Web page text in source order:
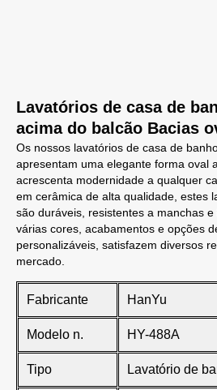
Lavatórios de casa de
acima do balcão Bacias
Os nossos lavatórios de casa de
apresentam uma elegante forma oval
acrescenta modernidade a qualquer
em cerâmica de alta qualidade, estes
são duráveis, resistentes a manchas
várias cores, acabamentos e opções
personalizáveis, satisfazem diversos
mercado.
Fabricante HanYu
Modelo n. HY-488A
Tipo Lavatório de